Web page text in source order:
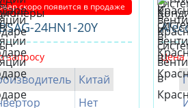
скоро появится в продаже
24HN1-20Y
запросу
Китай
Нет
Цена